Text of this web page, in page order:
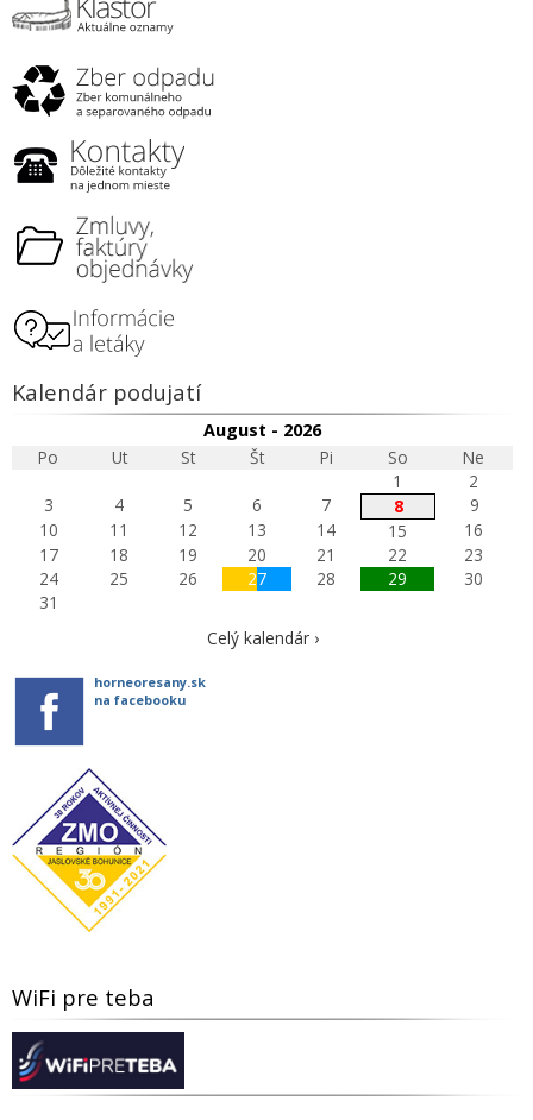
Kalendár podujatí
August - 2026
Po
Ut St Št Pi So
Ne
1
2
3
4 5 6 7 8
9
10
11 12 13 14 15
16
17
18 19 20 21 22
23
24
25 26 27 28 29
30
31
Celý kalendár ›
horneoresany.sk
na facebooku
WiFi pre teba